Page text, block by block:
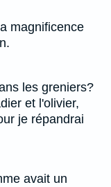
magnificence
les greniers?
et l'olivier,
je répandrai
avait un